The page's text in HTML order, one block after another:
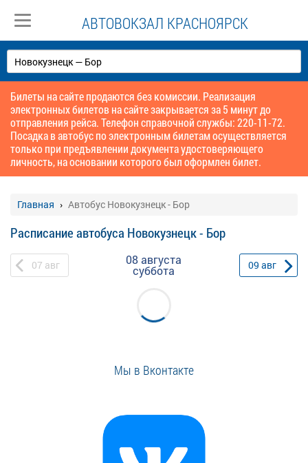
АВТОВОКЗАЛ КРАСНОЯРСК
Билеты на сайте продаются без комиссии. Реализация
электронных билетов на сайте закрывается за 5 минут до
отправления рейса. Телефон справочной службы: 220-11-72.
Посадка в автобус по электронным билетам осуществляется
только при предъявлении документа удостоверяющего
личность, на основании которого был оформлен билет.
Главная Автобус Новокузнецк - Бор
Расписание автобуса Новокузнецк - Бор
07 авг 08 августа
суббота 09 авг
Мы в Вконтакте